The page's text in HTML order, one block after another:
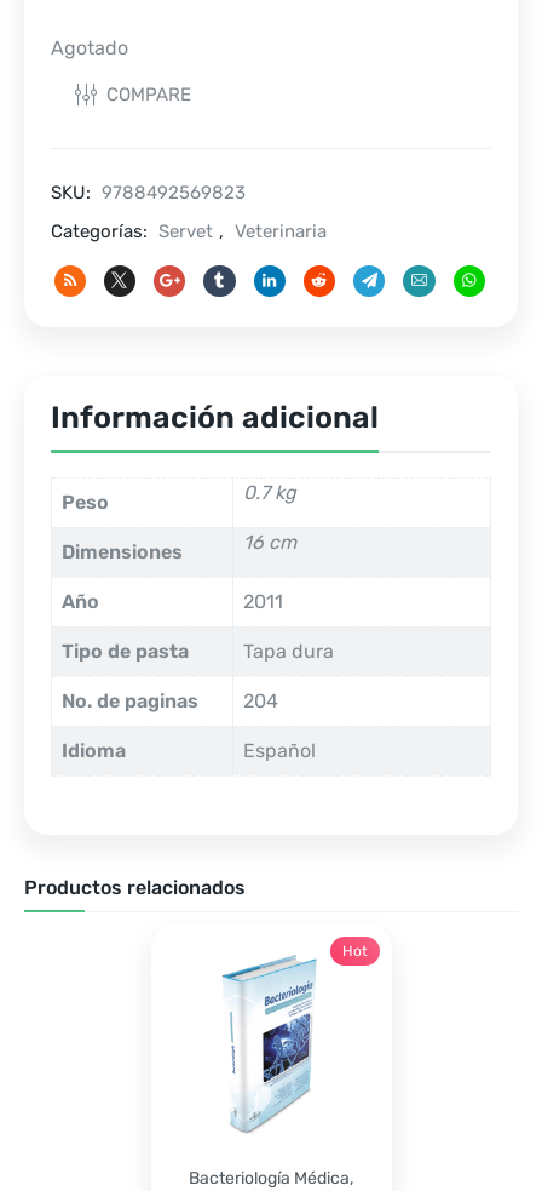
Agotado
COMPARE
SKU: 9788492569823
Categorías: Servet , Veterinaria
Información adicional
Peso 0.7 kg
Dimensiones 16 cm
Año 2011
Tipo de pasta Tapa dura
No. de paginas 204
Idioma Español
Productos relacionados
Bacteriología Médica,
Hot